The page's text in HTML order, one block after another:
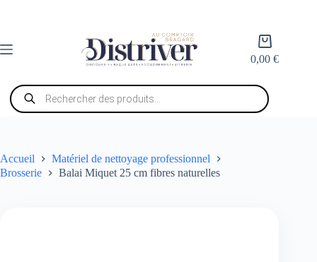
Panier
d’achat
0,00€
Recherche
de
produits
Accueil
Matériel de nettoyage professionnel
Brosserie
Balai Miquet 25 cm fibres naturelles